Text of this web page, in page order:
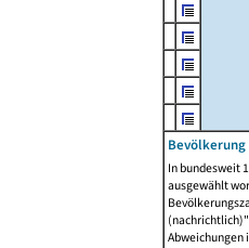
In bundesweit
ausgewählt
Abweichungen